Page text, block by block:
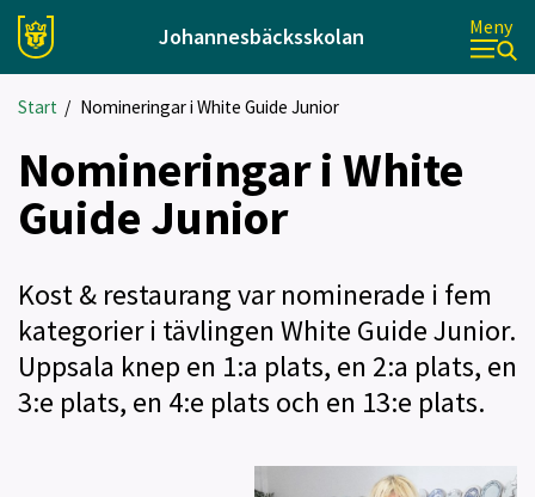
Johannesbäcksskolan Meny
Start / Nomineringar i White Guide Junior
Nomineringar i White
Guide Junior
Kost & restaurang var nominerade i fem
kategorier i tävlingen White Guide Junior.
Uppsala knep en 1:a plats, en 2:a plats, en
3:e plats, en 4:e plats och en 13:e plats.